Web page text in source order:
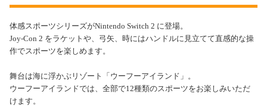
体感スポーツシリーズがNintendo Switch 2 に登場。
Joy-Con 2 をラケットや、弓矢、時にはハンドルに見立てて直感的な操
作でスポーツを楽しめます。
舞台は海に浮かぶリゾート「ウーフーアイランド」。
ウーフーアイランドでは、全部で12種類のスポーツをお楽しみいただ
けます。